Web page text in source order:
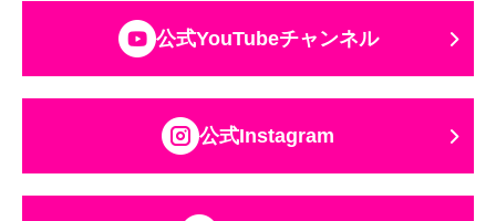
公式YouTubeチャンネル
公式Instagram